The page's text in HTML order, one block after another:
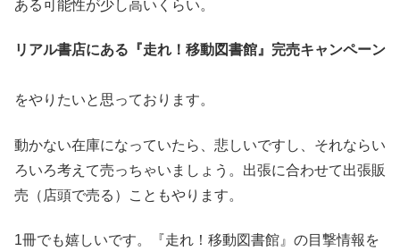
ある可能性が少し高いくらい。
リアル書店にある『走れ！移動図書館』完売キャンペーン
をやりたいと思っております。
動かない在庫になっていたら、悲しいですし、それならい
ろいろ考えて売っちゃいましょう。出張に合わせて出張販
売（店頭で売る）こともやります。
1冊でも嬉しいです。『走れ！移動図書館』の目撃情報を